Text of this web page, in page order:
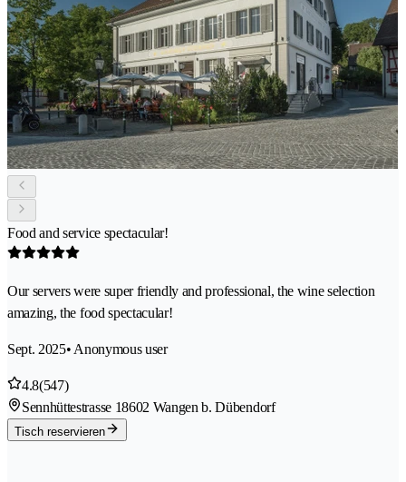
Food and service spectacular!
Our servers were super friendly and professional, the wine selection
amazing, the food spectacular!
Sept. 2025• Anonymous user
4.8(547)
Sennhüttestrasse 18602 Wangen b. Dübendorf
Tisch reservieren